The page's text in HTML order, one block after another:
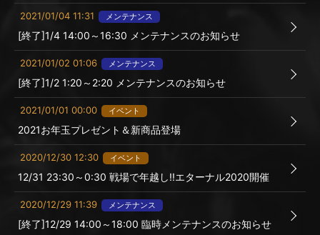
2021/01/04 11:31 メンテナンス
[終了]1/4 14:00～16:30 メンテナンスのお知らせ
2021/01/02 01:06 メンテナンス
[終了]1/2 1:20～2:20 メンテナンスのお知らせ
2021/01/01 00:00 イベント
2021お年玉プレゼント＆新商品登場
2020/12/30 12:30 イベント
12/31 23:30～0:30 戦場で年越し!!エターナル2020開催
2020/12/29 11:39 メンテナンス
[終了]12/29 14:00～18:00 臨時メンテナンスのお知らせ